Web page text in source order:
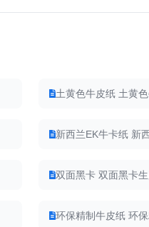
土黄色牛皮纸 土黄
新西兰EK牛卡纸 新
双面黑卡 双面黑卡
环保精制牛皮纸 环